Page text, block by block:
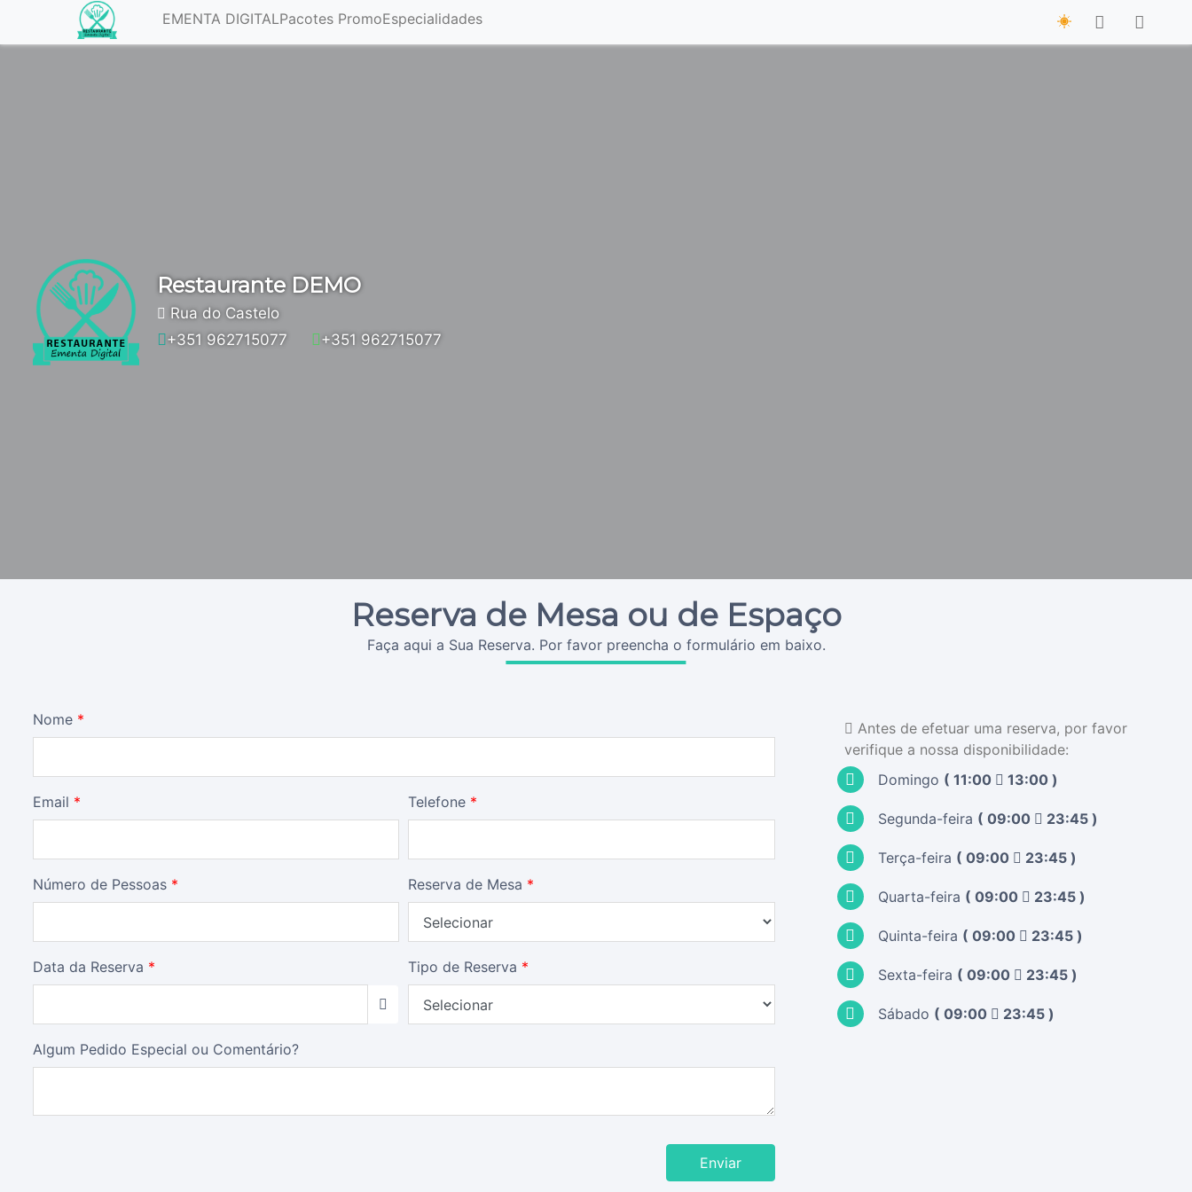
EMENTA DIGITALPacotes PromoEspecialidades
Restaurante DEMO
Rua do Castelo
+351 962715077
+351 962715077
Reserva de Mesa ou de Espaço
Faça aqui a Sua Reserva. Por favor preencha o formulário em baixo.
Nome *
Email * Telefone *
Número de Pessoas * Reserva de Mesa *
Data da Reserva * Tipo de Reserva *
Algum Pedido Especial ou Comentário?
Enviar
Antes de efetuar uma reserva, por favor
verifique a nossa disponibilidade:
Domingo ( 11:00 13:00 )
Segunda-feira ( 09:00 23:45 )
Terça-feira ( 09:00 23:45 )
Quarta-feira ( 09:00 23:45 )
Quinta-feira ( 09:00 23:45 )
Sexta-feira ( 09:00 23:45 )
Sábado ( 09:00 23:45 )